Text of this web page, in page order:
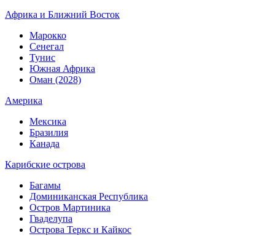
Африка и Ближний Восток
Марокко
Сенегал
Тунис
Южная Африка
Оман (2028)
Америка
Мексика
Бразилия
Канада
Карибские острова
Багамы
Доминиканская Республика
Остров Мартиника
Гваделупа
Острова Теркс и Кайкос